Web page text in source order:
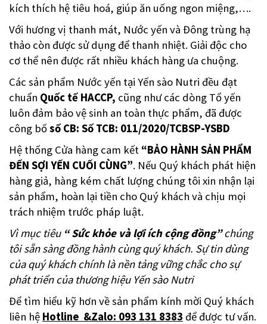
kích thích hệ tiêu hoá, giúp ăn uống ngon miệng,….
Với hương vị thanh mát, Nước yến và Đông trùng hạ
thảo còn được sử dụng để thanh nhiệt. Giải độc cho
cơ thể nên được rất nhiều khách hàng ưa chuộng.
Các sản phẩm Nước yến tại Yến sào Nutri đều đạt
chuẩn Quốc tế HACCP, cũng như các dòng Tổ yến
luôn đảm bảo vệ sinh an toàn thực phẩm, đã được
công bốsố CB: Số TCB: 011/2020/TCBSP-YSBD
Hệ thống Cửa hàng cam kết “BẢO HÀNH SẢN PHẨM
ĐẾN SỢI YẾN CUỐI CÙNG”. Nếu Quý khách phát hiện
hàng giả, hàng kém chất lượng chúng tôi xin nhận lại
sản phẩm, hoàn lại tiền cho Quý khách và chịu mọi
trách nhiệm trước pháp luật.
Vì mục tiêu “ Sức khỏe và lợi ích cộng đồng”chúng
tôi sẵn sàng đồng hành cùng quý khách. Sự tin dùng
của quý khách chính là nền tảng vững chắc cho sự
phát triển của thương hiệu Yến sào Nutri
Để tìm hiểu kỹ hơn về sản phẩm kính mời Quý khách
liên hệ Hotline &Zalo: 093 131 8383 để được tư vấn.